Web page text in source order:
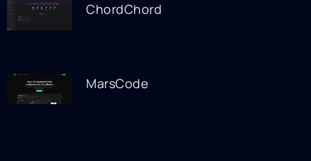
ChordChord
MarsCode